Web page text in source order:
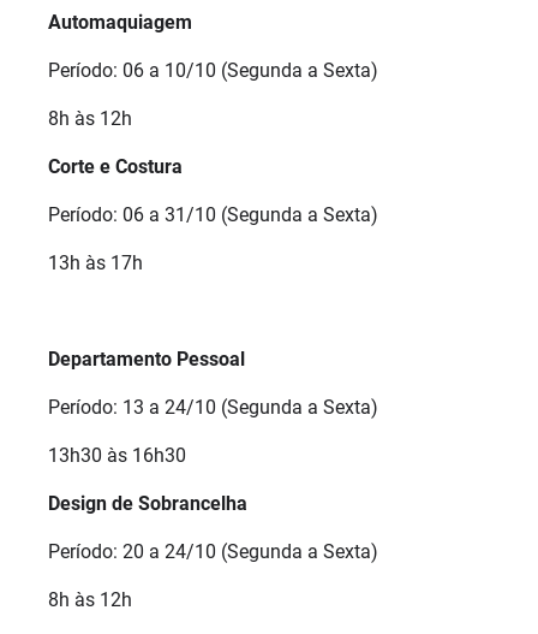
Automaquiagem
Período: 06 a 10/10 (Segunda a Sexta)
8h às 12h
Corte e Costura
Período: 06 a 31/10 (Segunda a Sexta)
13h às 17h
Departamento Pessoal
Período: 13 a 24/10 (Segunda a Sexta)
13h30 às 16h30
Design de Sobrancelha
Período: 20 a 24/10 (Segunda a Sexta)
8h às 12h